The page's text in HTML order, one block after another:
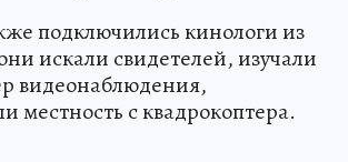
подключились кинологи из
искали свидетелей, изучали
видеонаблюдения,
местность с квадрокоптера.